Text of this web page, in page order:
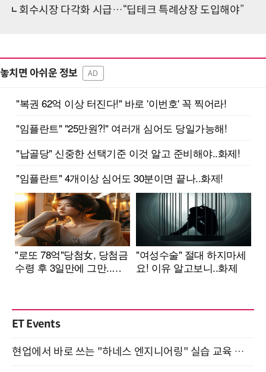
회수시장 다각화 시급…“딥테크 특례상장 도입해야”
놓치면 아쉬운 정보 AD
ET Events
현업에서 바로 쓰는 "하네스 엔지니어링" 실습 교육 워크숍 8월 20일 개최